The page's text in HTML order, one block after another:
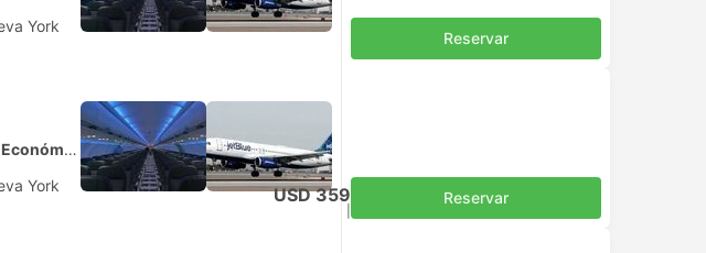
York
Reservar
Económica
York
USD 359 Reservar